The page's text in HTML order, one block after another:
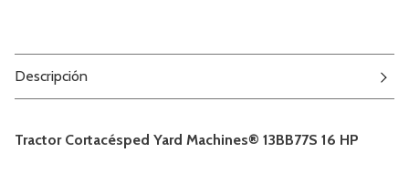
Descripción
Tractor Cortacésped Yard Machines® 13BB77S 16 HP